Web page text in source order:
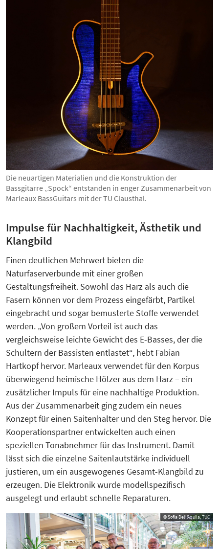
Die neuartigen Materialien und die Konstruktion der
Bassgitarre „Spock“ entstanden in enger Zusammenarbeit von
Marleaux BassGuitars mit der TU Clausthal.
Impulse für Nachhaltigkeit, Ästhetik und
Klangbild
Einen deutlichen Mehrwert bieten die
Naturfaserverbunde mit einer großen
Gestaltungsfreiheit. Sowohl das Harz als auch die
Fasern können vor dem Prozess eingefärbt, Partikel
eingebracht und sogar bemusterte Stoffe verwendet
werden. „Von großem Vorteil ist auch das
vergleichsweise leichte Gewicht des E-Basses, der die
Schultern der Bassisten entlastet“, hebt Fabian
Hartkopf hervor. Marleaux verwendet für den Korpus
überwiegend heimische Hölzer aus dem Harz – ein
zusätzlicher Impuls für eine nachhaltige Produktion.
Aus der Zusammenarbeit ging zudem ein neues
Konzept für einen Saitenhalter und den Steg hervor. Die
Kooperationspartner entwickelten auch einen
speziellen Tonabnehmer für das Instrument. Damit
lässt sich die einzelne Saitenlautstärke individuell
justieren, um ein ausgewogenes Gesamt-Klangbild zu
erzeugen. Die Elektronik wurde modellspezifisch
ausgelegt und erlaubt schnelle Reparaturen.
© Sofia Dell'Aquila, TUC